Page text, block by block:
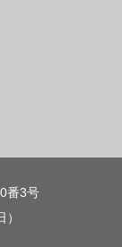
番3号